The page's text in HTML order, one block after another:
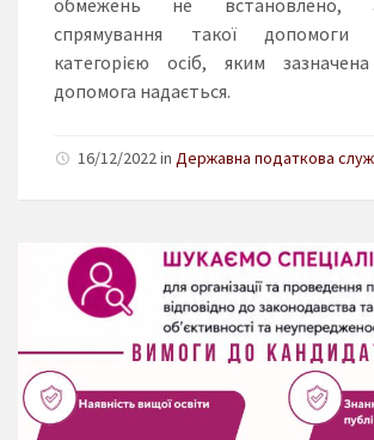
спрямування такої допомоги
категорією осіб, яким зазначена
допомога надається.
16/12/2022 in Державна податкова